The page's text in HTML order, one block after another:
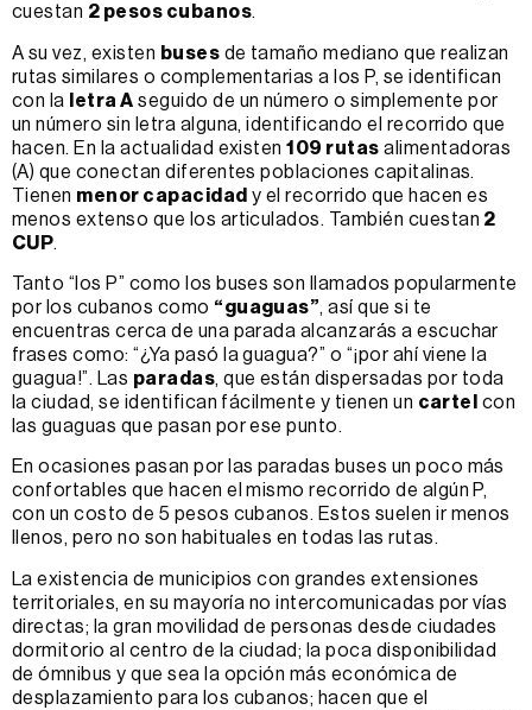
cuestan 2 pesos cubanos.
A su vez, existen buses de tamaño mediano que realizan
rutas similares o complementarias a los P, se identifican
con la
letra A seguido de un número o simplemente por
un número sin letra alguna, identificando el recorrido que
hacen. En la actualidad existen109 rutas alimentadoras
(A) que conectan diferentes poblaciones capitalinas.
Tienen menor capacidad y el recorrido que hacen es
menos extenso que los articulados. También cuestan 2
CUP.
Tanto “los P” como los buses son llamados popularmente
por los cubanos como “guaguas”, así que si te
encuentras cerca de una parada alcanzarás a escuchar
frases como: “¿Ya pasó la guagua?” o “¡por ahí viene la
guagua!”. Las paradas, que están dispersadas por toda
la ciudad, se identifican fácilmente y tienen un cartel
con
las guaguas que pasan por ese punto.
En ocasiones pasan por las paradas buses un poco más
confortables que hacen el mismo recorrido de algún P,
con un costo de 5 pesos cubanos. Estos suelen ir menos
llenos, pero no son habituales en todas las rutas.
La existencia de municipios con grandes extensiones
territoriales, en su mayoría no intercomunicadas por vías
directas; la gran movilidad de personas desde ciudades
dormitorio al centro de la ciudad; la poca disponibilidad
de ómnibus y que sea la opción más económica de
desplazamiento para los cubanos; hacen que el